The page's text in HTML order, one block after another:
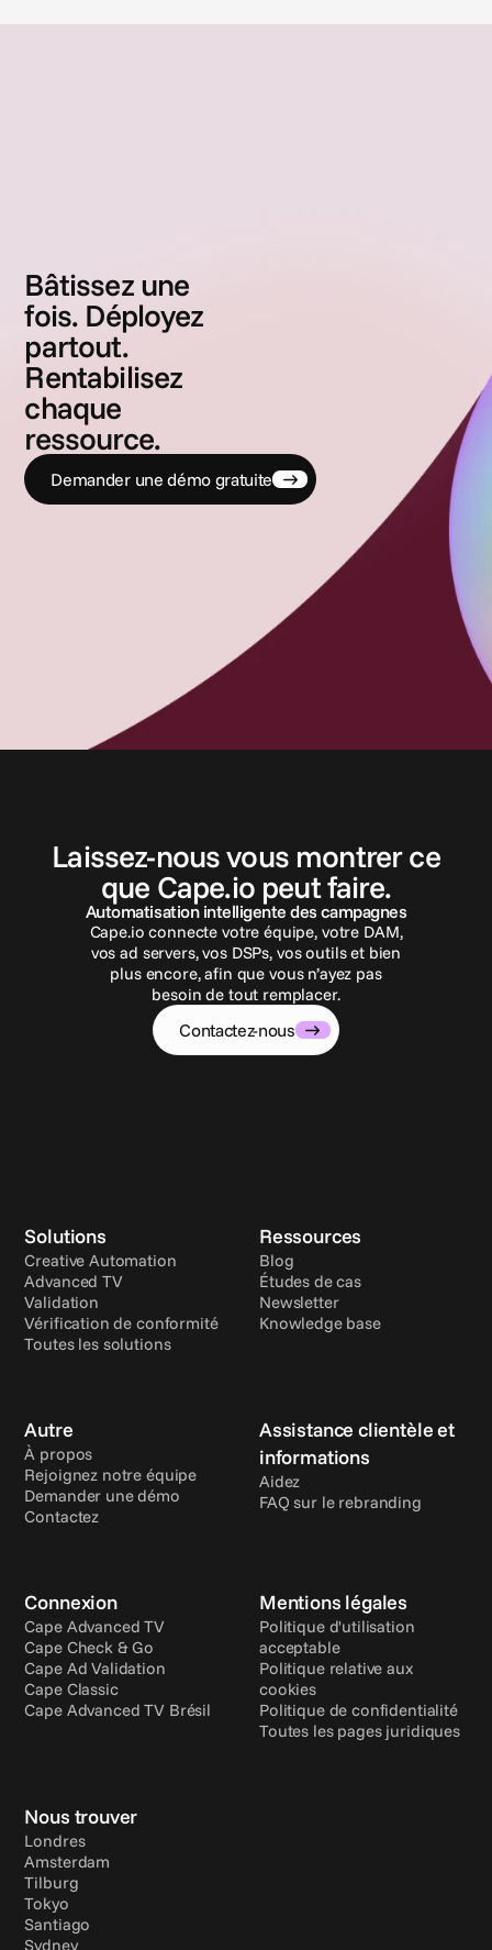
Bâtissez une
fois. Déployez
partout.
Rentabilisez
chaque
ressource.
Demander une démo gratuite
Laissez-nous vous montrer ce
que Cape.io peut faire.
Automatisation intelligente des campagnes
Cape.io connecte votre équipe, votre DAM,
vos ad servers, vos DSPs, vos outils et bien
plus encore, afin que vous n’ayez pas
besoin de tout remplacer.
Contactez-nous
Solutions
Creative Automation
Advanced TV
Validation
Vérification de conformité
Toutes les solutions
Ressources
Blog
Études de cas
Newsletter
Knowledge base
Autre
À propos
Rejoignez notre équipe
Demander une démo
Contactez
Assistance clientèle et
informations
Aidez
FAQ sur le rebranding
Connexion
Cape Advanced TV
Cape Check & Go
Cape Ad Validation
Cape Classic
Cape Advanced TV Brésil
Mentions légales
Politique d'utilisation
acceptable
Politique relative aux
cookies
Politique de confidentialité
Toutes les pages juridiques
Nous trouver
Londres
Amsterdam
Tilburg
Tokyo
Santiago
Sydney